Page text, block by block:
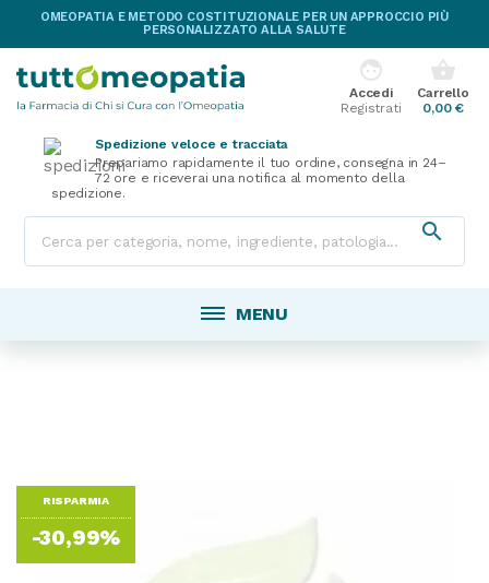
OMEOPATIA E METODO COSTITUZIONALE PER UN APPROCCIO PIÙ
PERSONALIZZATO ALLA SALUTE
shopping_basket
Carrello
0,00 €
face
Accedi
Registrati
Spedizione veloce e tracciata
Prepariamo rapidamente il tuo ordine, consegna in 24–
72 ore e riceverai una notifica al momento della
spedizione.

MENU
RISPARMIA
-30,99%